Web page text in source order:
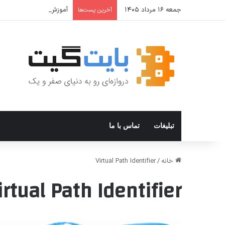
جمعه ۱۶ مرداد ۱۴۰۵ آخرین پست‌ها آموزش جامع Cron Job در Hermes Agent؛ قابلیت زمان‌بندی خودکار وظایف
تبلیغات تماس با ما
خانه /
Virtual Path Identifier
Path Identifier